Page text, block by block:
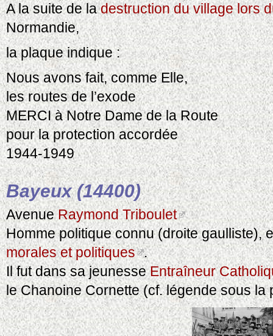
A la suite de ladestruction du village lors
Normandie,
la plaque indique :
Nous avons fait, comme Elle,
les routes de l’exode
MERCI à Notre Dame de la Route
pour la protection accordée
1944-1949
Bayeux (14400)
AvenueRaymond Triboulet
Homme politique connu (droite gaulliste),
morales et politiques .
Il fut dans sa jeunesseEntraîneur
le Chanoine Cornette (cf. légende sous la